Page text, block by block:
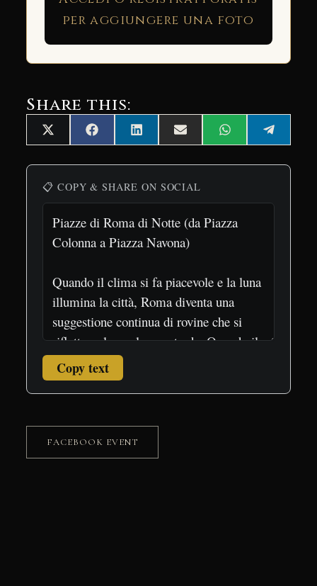
per aggiungere una foto
Share this:
Share
on
X
(Twitter)
Share
on
FacebookShare
on
LinkedInShare
on
Email Share
on
WhatsAppShare
on
📋 COPY & SHARE ON SOCIAL
Copy text
FACEBOOK EVENT